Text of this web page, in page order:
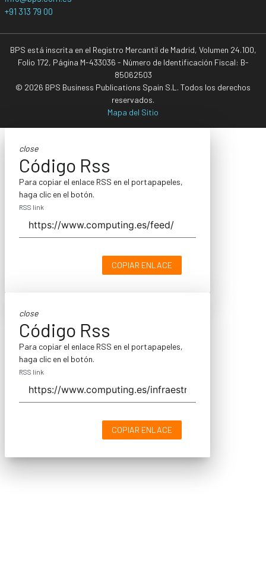
+91 313 79 00
BPS está inscrita en el Registro Mercantil de Madrid, Volumen 24.100,
Folio 172, Página M-433036 - Número de Identificación Fiscal: B-
85062503
© 2026 BPS Business Publications Spain S.L. Todos los derechos
reservados.
Mapa del Sitio
close
Código Rss
Para copiar el enlace RSS en el portapapeles,
haga clic en el botón.
RSS link
COPIAR ENLACE
close
Código Rss
Para copiar el enlace RSS en el portapapeles,
haga clic en el botón.
RSS link
COPIAR ENLACE